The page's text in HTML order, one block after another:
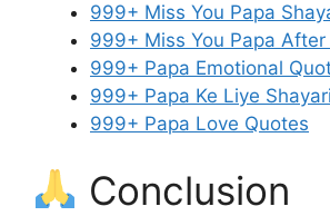
999+ Miss You Papa
999+ Miss You Papa
999+ Papa Emotional
999+ Papa Ke Liye Shayari
999+ Papa Love Quotes
Conclusion